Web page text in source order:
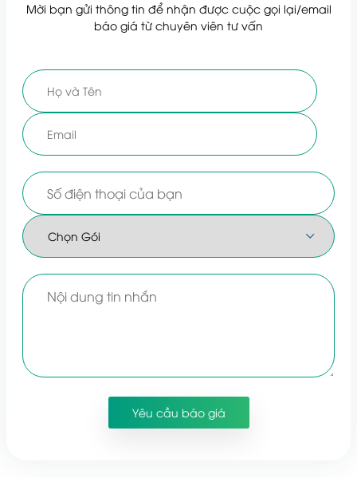
Mời bạn gửi thông tin để nhận được cuộc gọi lại/email
báo giá từ chuyên viên tư vấn